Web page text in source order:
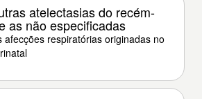
atelectasias do recém-
as não especificadas
afecções respiratórias originadas no